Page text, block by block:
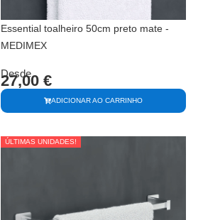
Essential toalheiro 50cm preto mate -
MEDIMEX
ADICIONAR AO CARRINHO
Desde
27,00 €
ÚLTIMAS UNIDADES!